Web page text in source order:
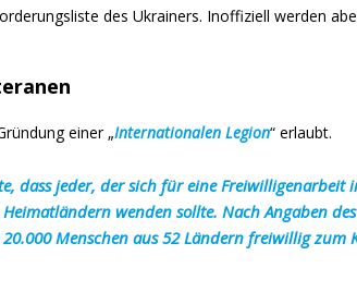
des Ukrainers. Inoffiziell werden
einer „Internationalen Legion“ erlaubt.
dass jeder, der sich für eine Freiwilligenarbeit
wenden sollte. Nach Angaben
Menschen aus 52 Ländern freiwillig zum